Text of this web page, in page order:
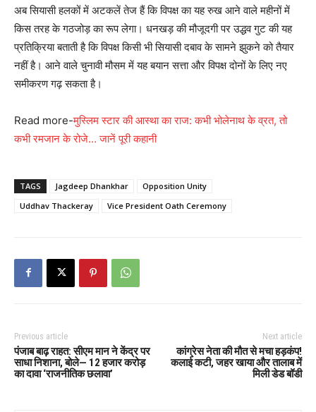
अब सियासी हलकों में अटकलें तेज हैं कि विपक्ष का यह रुख आने वाले महीनों में
किस तरह के गठजोड़ का रूप लेगा। धनखड़ की मौजूदगी पर उद्धव गुट की यह
प्रतिक्रिया बताती है कि विपक्ष किसी भी सियासी दबाव के सामने झुकने को तैयार
नहीं है। आने वाले चुनावी मौसम में यह बयान सत्ता और विपक्ष दोनों के लिए नए
समीकरण गढ़ सकता है।
Read more-मुस्लिम स्टार की आस्था का राज: कभी भोलेनाथ के व्रत, तो
कभी रमजान के रोजे… जानें पूरी कहानी
TAGS Jagdeep Dhankhar
Opposition Unity
Uddhav Thackeray
Vice President Oath Ceremony
Previous article
पंजाब बाढ़ राहत: सीएम मान ने केंद्र पर
साधा निशाना, बोले— 12 हजार करोड़
का दावा ‘राजनीतिक छलावा’
Next article
कांग्रेस नेता की मौत से मचा हड़कंप!
कलाई कटी, जहर खाया और तालाब में
मिली डेड बॉडी